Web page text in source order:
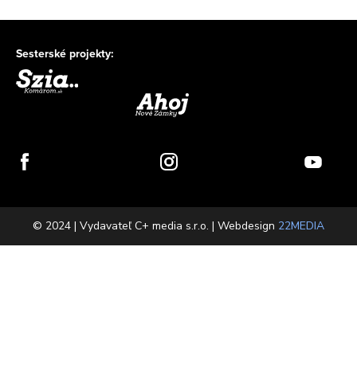
Sesterské projekty:
© 2024 | Vydavateľ C+ media s.r.o. | Webdesign 22MEDIA